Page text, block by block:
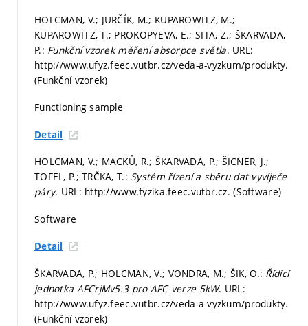
HOLCMAN, V.; JURČÍK, M.; KUPAROWITZ, M.;
KUPAROWITZ, T.; PROKOPYEVA, E.; SITA, Z.; ŠKARVADA,
P.: Funkční vzorek měření absorpce světla. URL:
http://www.ufyz.feec.vutbr.cz/veda-a-vyzkum/produkty.
(Funkční vzorek)
Functioning sample
Detail
HOLCMAN, V.; MACKŮ, R.; ŠKARVADA, P.; ŠICNER, J.;
TOFEL, P.; TRČKA, T.: Systém řízení a sběru dat vyvíječe
páry. URL: http://www.fyzika.feec.vutbr.cz. (Software)
Software
Detail
ŠKARVADA, P.; HOLCMAN, V.; VONDRA, M.; ŠIK, O.: Řídicí
jednotka AFCrjMv5.3 pro AFC verze 5kW. URL:
http://www.ufyz.feec.vutbr.cz/veda-a-vyzkum/produkty.
(Funkční vzorek)